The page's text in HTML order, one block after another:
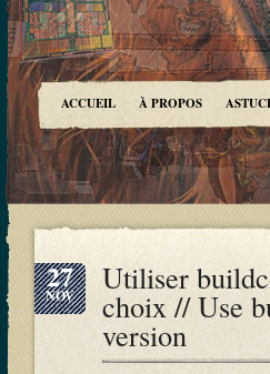
ACCUEIL À PROPOS
27
NOV Utiliser
choix // Use
version